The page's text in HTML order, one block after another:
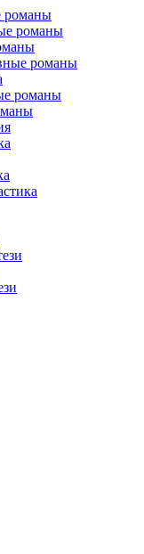
романы
романы
романы
романы